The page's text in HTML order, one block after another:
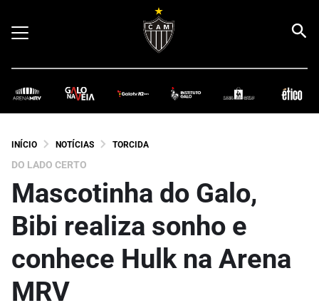
INÍCIO NOTÍCIAS TORCIDA
DO LADO CERTO
Mascotinha do Galo,
Bibi realiza sonho e
conhece Hulk na Arena
MRV